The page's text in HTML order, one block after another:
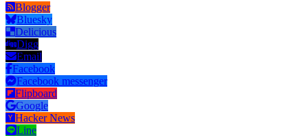
Blogger
Bluesky
Delicious
Digg
Email
Facebook
Facebook messenger
Flipboard
Google
Hacker News
Line